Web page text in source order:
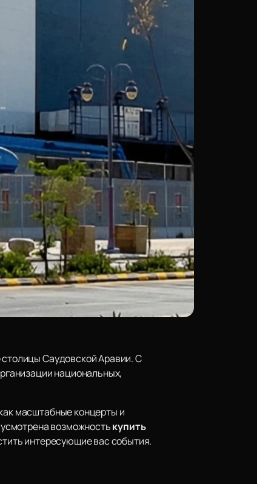
Саудовской Аравии. С
национальных,
масштабные концерты и
возможностькупить
интересующие вас события.